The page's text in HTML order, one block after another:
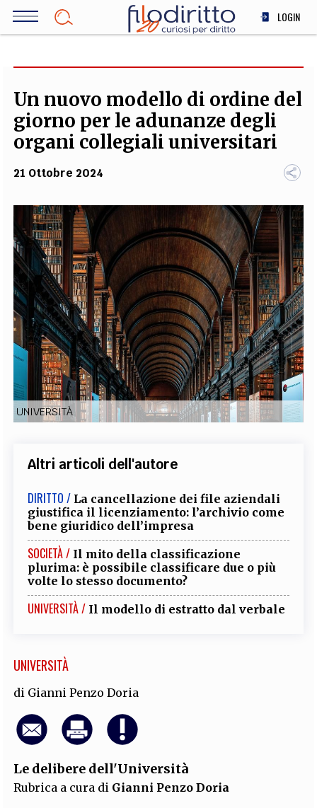
Salta
LOGIN
SOCIETÀ
MEDICINA
SCIENZA
STORIA E FILOSOFIA
TEAM
FILODIRITTO REDAZIONE COMITATO SCIENTIFICO AUTORI CURATORI
FOTOGRAFI PARTNER COLLABORA CON NOI
EXTRA
CODICI RUBRICHE LIBRI PROCEEDINGS PUBBLICITÀ CONTATTI
SOCIAL MEDIA
Un nuovo modello di ordine del
giorno per le adunanze degli
organi collegiali universitari
21 Ottobre 2024
UNIVERSITÀ
Altri articoli dell'autore
DIRITTO / La cancellazione dei file aziendali
giustifica il licenziamento: l’archivio come
bene giuridico dell’impresa
SOCIETÀ / Il mito della classificazione
plurima: è possibile classificare due o più
volte lo stesso documento?
UNIVERSITÀ / Il modello di estratto dal verbale
UNIVERSITÀ
di Gianni Penzo Doria
Le delibere dell'Università
Rubrica a cura di Gianni Penzo Doria